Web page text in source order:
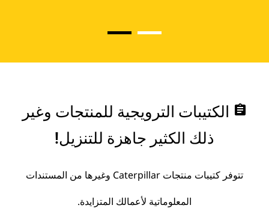
assignment الكتيبات الترويجية للمنتجات وغير
ذلك الكثير جاهزة للتنزيل!
تتوفر كتيبات منتجات Caterpillar وغيرها من المستندات
المعلوماتية لأعمالك المتزايدة.